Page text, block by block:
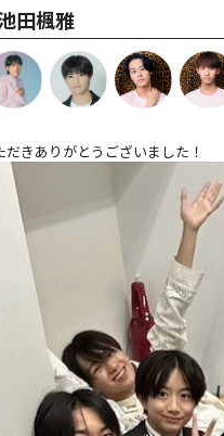
田楓雅
だきありがとうございました！